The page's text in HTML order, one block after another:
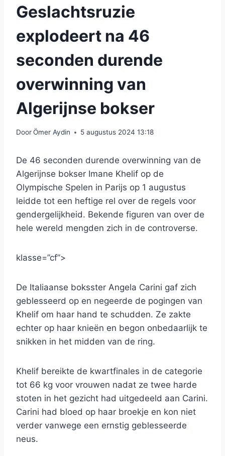
Geslachtsruzie
explodeert na 46
seconden durende
overwinning van
Algerijnse bokser
DoorÖmer Aydin 5 augustus 2024 13:18
De 46 seconden durende overwinning van de
Algerijnse bokser Imane Khelif op de
Olympische Spelen in Parijs op 1 augustus
leidde tot een heftige rel over de regels voor
gendergelijkheid. Bekende figuren van over de
hele wereld mengden zich in de controverse.
klasse=”cf”>
De Italiaanse boksster Angela Carini gaf zich
geblesseerd op en negeerde de pogingen van
Khelif om haar hand te schudden. Ze zakte
echter op haar knieën en begon onbedaarlijk te
snikken in het midden van de ring.
Khelif bereikte de kwartfinales in de categorie
tot 66 kg voor vrouwen nadat ze twee harde
stoten in het gezicht had uitgedeeld aan Carini.
Carini had bloed op haar broekje en kon niet
verder vanwege een ernstig geblesseerde
neus.